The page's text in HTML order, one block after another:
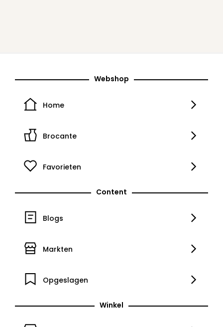
Webshop
Home
Brocante
Favorieten
Content
Blogs
Markten
Opgeslagen
Winkel